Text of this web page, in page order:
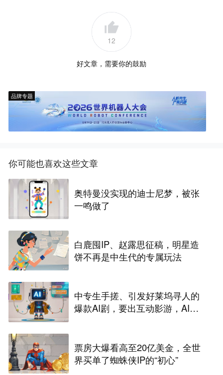
12
好文章，需要你的鼓励
品牌专题
你可能也喜欢这些文章
奥特曼没实现的迪士尼梦，被张
一鸣做了
白鹿囤IP、赵露思征稿，明星造
饼不再是中生代的专属玩法
中专生手搓、引发好莱坞寻人的
爆款AI剧，要出互动影游，AI剧
票房大爆看高至20亿美金，全世
界买单了蜘蛛侠IP的“初心”